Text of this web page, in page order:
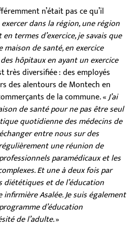
n’était pas ce qu’il
exercer dans la région, une région
termes d’exercice, je savais que
de santé, en exercice
hôpitaux en ayant un exercice
très diversifiée : des employés
des alentours de Montech en
de la commune. «J’ai
de santé pour ne pas être seul
quotidienne des médecins de
entre nous sur des
une réunion de
paramédicaux et les
Et une à deux fois par
diététiques et de l’éducation
Asalée. Je suis également
d’éducation
de l’adulte.»